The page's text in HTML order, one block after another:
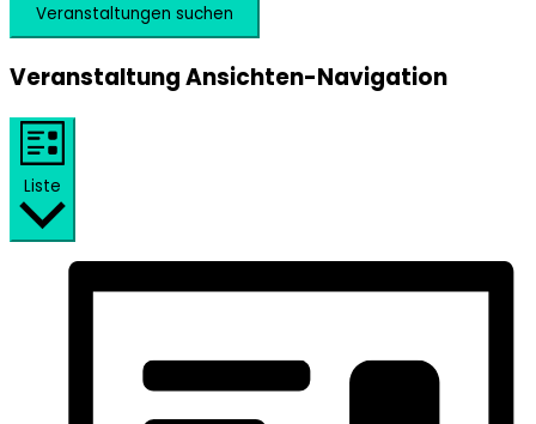
Veranstaltungen suchen
Veranstaltung Ansichten-Navigation
Liste